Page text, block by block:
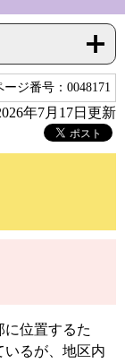
ージ番号：0048171
年7月17日更新
位置するた
いるが、地区内